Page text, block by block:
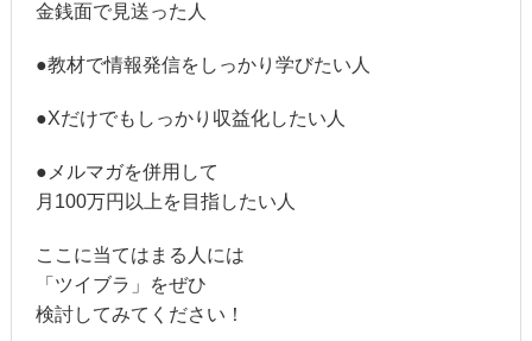
金銭面で見送った人
●教材で情報発信をしっかり学びたい人
●Xだけでもしっかり収益化したい人
●メルマガを併用して
月100万円以上を目指したい人
ここに当てはまる人には
「ツイブラ」をぜひ
検討してみてください！